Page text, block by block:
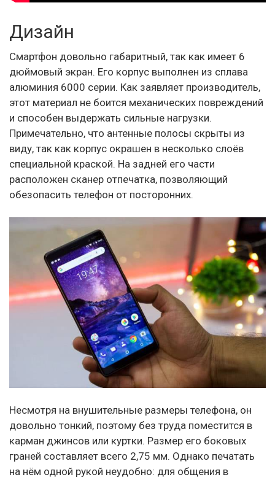
Дизайн
Смартфон довольно габаритный, так как имеет 6
дюймовый экран. Его корпус выполнен из сплава
алюминия 6000 серии. Как заявляет производитель,
этот материал не боится механических повреждений
и способен выдержать сильные нагрузки.
Примечательно, что антенные полосы скрыты из
виду, так как корпус окрашен в несколько слоёв
специальной краской. На задней его части
расположен сканер отпечатка, позволяющий
обезопасить телефон от посторонних.
Несмотря на внушительные размеры телефона, он
довольно тонкий, поэтому без труда поместится в
карман джинсов или куртки. Размер его боковых
граней составляет всего 2,75 мм. Однако печатать
на нём одной рукой неудобно: для общения в